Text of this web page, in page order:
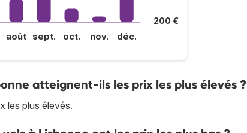
200 €
août sept. oct. nov. déc.
atteignent-ils les prix les plus élevés ?
les plus élevés.